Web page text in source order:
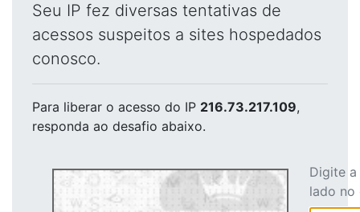
Seu IP fez diversas tentativas de
acessos suspeitos a sites hospedados
conosco.
Para liberar o acesso do IP 216.73.217.109,
responda ao desafio abaixo.
Digite
lado no